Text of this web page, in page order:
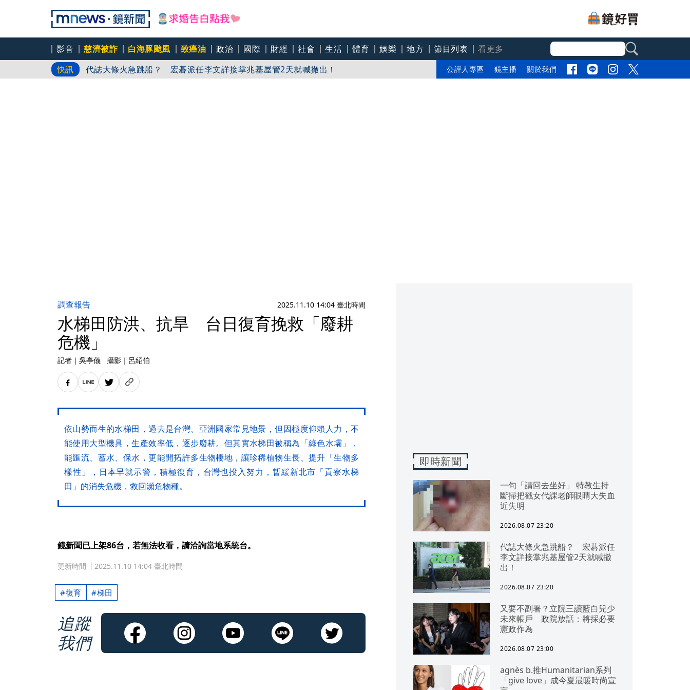
影音 慈濟被詐 白海豚颱風 致癌油 政治 國際 財經 社會 生活 體育 娛樂 地方 節目列表
看更多
快訊
一句「請回去坐好」 特教生持斷掃把戳女代課老師眼睛大失血近失明
代誌大條火急跳船？ 宏碁派任李文詳接掌兆基屋管2天就喊撤出！
公評人專區 鏡主播 關於我們
調查報告 2025.11.10 14:04 臺北時間
水梯田防洪、抗旱 台日復育挽救「廢耕
危機」
記者 ｜ 吳亭儀 攝影 ｜ 呂紹伯
依山勢而生的水梯田，過去是台灣、亞洲國家常見地景，但因極度仰賴人力，不
能使用大型機具，生產效率低，逐步廢耕。但其實水梯田被稱為「綠色水壩」，
能匯流、蓄水、保水，更能開拓許多生物棲地，讓珍稀植物生長、提升「生物多
樣性」，日本早就示警，積極復育，台灣也投入努力，暫緩新北市「貢寮水梯
田」的消失危機，救回瀕危物種。
鏡新聞已上架86台，若無法收看，請洽詢當地系統台。
更新時間 2025.11.10 14:04 臺北時間
復育 梯田
追蹤
我們
即時新聞
一句「請回去坐好」 特教生持
斷掃把戳女代課老師眼睛大失血
近失明
2026.08.07 23:20
代誌大條火急跳船？ 宏碁派任
李文詳接掌兆基屋管2天就喊撤
出！
2026.08.07 23:20
又要不副署？立院三讀藍白兒少
未來帳戶 政院放話：將採必要
憲政作為
2026.08.07 23:00
agnès b.推Humanitarian系列
「give love」成今夏最暖時尚宣